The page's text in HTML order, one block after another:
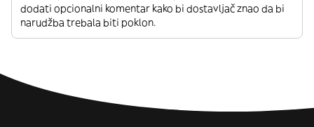
dodati opcionalni komentar kako bi dostavljač znao da bi
narudžba trebala biti poklon.